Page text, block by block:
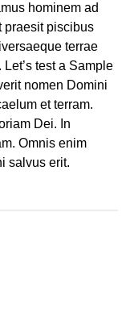
hominem ad
praesit piscibus
terrae
test a Sample
nomen Domini
et terram.
Dei. In
Omnis enim
salvus erit.